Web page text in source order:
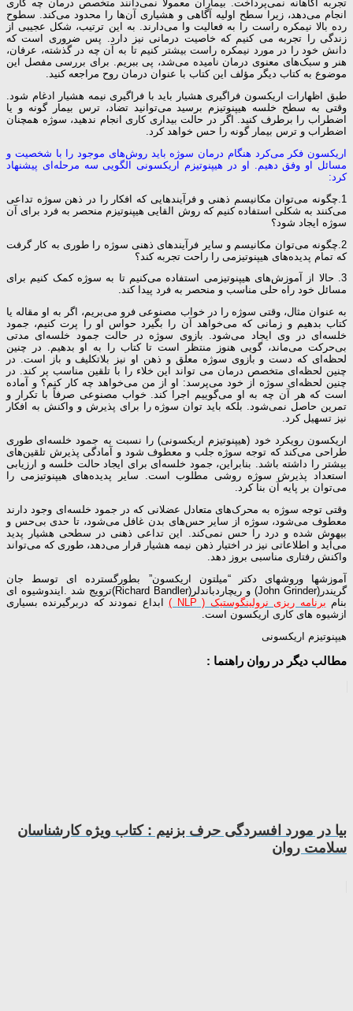
تجربه آگاهانه نمی‌پرداخت. بیماران معمولاً نمی‌دانند متخصص درمان چه کاری
انجام می‌دهد، زیرا سطح اولیه آگاهی و هشیاری آن‌ها را محدود می‌کند. سطوح
رده بالا نیمکره راست را به فعالیت وا می‌دارند. به این ترتیب، شکل عجیبی از
زندگی را تجربه می کنیم که خاصیت درمانی نیز دارد. پس ضروری است که
دانش خود را در مورد نیمکره راست بیشتر کنیم تا به آن چه در گذشته، عرفان،
هنر و سبک‌های معنوی درمان نامیده می‌شد، پی ببریم. برای بررسی مفصل این
موضوع به کتاب دیگر مؤلف این کتاب با عنوان درمان روح مراجعه کنید.
طبق اظهارات اریکسون فراگیری هشیار باید با فراگیری نیمه هشیار ادغام شود.
وقتی به سطح خلسه هیپنوتیزم برسید می‌توانید تضاد، ترس بیمار گونه و یا
اضطراب را برطرف کنید. اگر در حالت بیداری کاری انجام ندهید، سوژه همچنان
اضطراب و ترس بیمار گونه را حس خواهد کرد.
اریکسون فکر می‌کرد هنگام درمان سوژه باید روش‌های موجود را با شخصیت و
مسائل او وفق دهیم. او در هیپنوتیزم اریکسونی الگویی سه مرحله‌ای پیشنهاد
کرد:
1.چگونه می‌توان مکانیسم ذهنی و فرآیندهایی که افکار را در ذهن سوژه تداعی
می‌کنند به شکلی استفاده کنیم که روش القایی هیپنوتیزم منحصر به فرد برای آن
سوژه ایجاد شود؟
2.چگونه می‌توان مکانیسم و سایر فرآیندهای ذهنی سوژه را طوری به کار گرفت
که تمام پدیده‌های هیپنوتیزمی را راحت تجربه کند؟
3. حالا از آموزش‌های هیپنوتیزمی استفاده می‌کنیم تا به سوژه کمک کنیم برای
مسائل خود راه حلی مناسب و منحصر به فرد پیدا کند.
به عنوان مثال، وقتی سوژه را در خواب مصنوعی فرو می‌بریم، اگر به او مقاله یا
کتاب بدهیم و زمانی که می‌خواهد آن را بگیرد حواس او را پرت کنیم، جمود
خلسه‌ای در وی ایجاد می‌شود. بازوی سوژه در حالت جمود خلسه‌ای مدتی
بی‌حرکت می‌ماند، گویی هنوز منتظر است تا کتاب را به او بدهیم. در چنین
لحظه‌ای که دست و بازوی سوژه معلق و ذهن او نیز بلاتکلیف و باز است. در
چنین لحظه‌ای متخصص درمان می تواند این خلاء را با تلقین مناسب پر کند. در
چنین لحظه‌ای سوژه از خود می‌پرسد: او از من می‌خواهد چه کار کنم؟ و آماده
است که هر آن چه به او می‌گوییم اجرا کند. خواب مصنوعی صرفاً با تکرار و
تمرین حاصل نمی‌شود. بلکه باید توان سوژه را برای پذیرش و واکنش به افکار
نیز تسهیل کرد.
اریکسون رویکرد خود (هیپنوتیزم اریکسونی) را نسبت به جمود خلسه‌ای طوری
طراحی می‌کند که توجه سوژه جلب و معطوف شود و آمادگی پذیرش تلقین‌های
بیشتر را داشته باشد. بنابراین، جمود خلسه‌ای برای ایجاد حالت خلسه و ارزیابی
استعداد پذیرش سوژه روشی مطلوب است. سایر پدیده‌های هیپنوتیزمی را
می‌توان بر پایه آن بنا کرد.
وقتی توجه سوژه به محرک‌های متعادل عضلانی که در جمود خلسه‌ای وجود دارند
معطوف می‌شود، سوژه از سایر حس‌های بدن غافل می‌شود، تا حدی بی‌حس و
بیهوش شده و درد را حس نمی‌کند. این تداعی ذهنی در سطحی هشیار پدید
می‌آید و اطلاعاتی نیز در اختیار ذهن نیمه هشیار قرار می‌دهد، طوری که می‌تواند
واکنش رفتاری مناسبی بروز دهد.
آموزشها وروشهای دکتر “میلتون اریکسون” بطورگسترده ای توسط جان
گریندر(John Grinder) و ریچاردباندلر(Richard Bandler)ترویج شد .ایندوشیوه ای
بنام برنامه ریزی نرولینگوستیک ( NLP )
ابداع نمودند که دربرگیرنده بسیاری
ازشیوه های کاری اریکسون است.
هیپنوتیزم اریکسونی
مطالب دیگر در روان راهنما :
بیا در مورد افسردگی حرف بزنیم : کتاب ویژه کارشناسان
سلامت روان